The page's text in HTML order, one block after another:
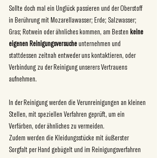
Sollte doch mal ein Unglück passieren und der Oberstoff
in Berührung mit Mozarellawasser; Erde; Salzwasser;
Gras; Rotwein oder ähnliches kommen, am Besten keine
eigenen Reinigungsversuche unternehmen und
stattdessen zeitnah entweder uns kontaktieren, oder
Verbindung zu der Reinigung unserers Vertrauens
aufnehmen.
In der Reinigung werden die Verunreinigungen an kleinen
Stellen, mit speziellen Verfahren geprüft, um ein
Verfärben, oder ähnliches zu vermeiden.
Zudem werden die Kleidungsstücke mit äußerster
Sorgfalt per Hand gebügelt und im Reinigungsverfahren